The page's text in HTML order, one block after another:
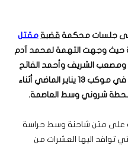
جلسات محكمة قضية مقتل
حيث وجهت التهمة لمحمد آدم
ومصعب الشريف وأحمد الفاتح
الاحتياطي المركزي في موكب 13 يناير الماضي أثناء
شروني وسط العاصمة.
على متن شاحنة وسط حراسة
توافد اليها العشرات من